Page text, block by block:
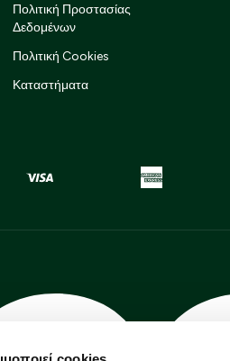
Πολιτική Προστασίας
Δεδομένων
Πολιτική Cookies
Καταστήματα